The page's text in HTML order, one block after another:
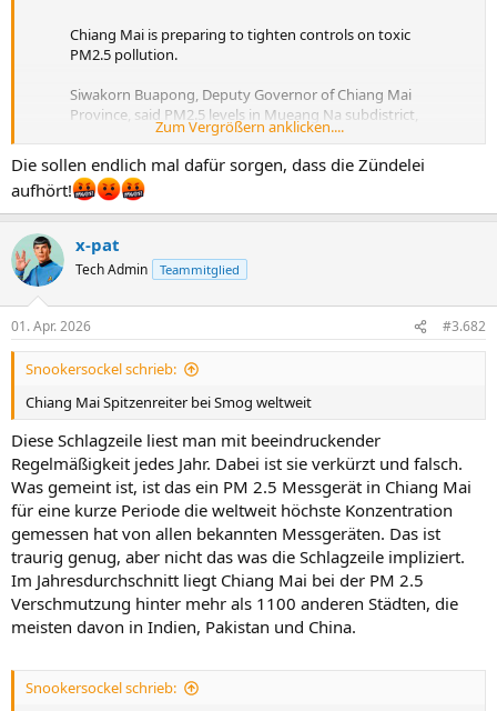
Chiang Mai is preparing to tighten controls on toxic
PM2.5 pollution.
Siwakorn Buapong, Deputy Governor of Chiang Mai
Province, said PM2.5 levels in Mueang Na subdistrict,
Chiang Dao District, have risen above 125 micrograms
per cubic metre for four consecutive days.
The…pic.twitter.com/7PMeJNkDkB
Zum Vergrößern anklicken....
Die sollen endlich mal dafür sorgen, dass die Zündelei
aufhört!
x-pat
Tech Admin Teammitglied
01. Apr. 2026 #3.682
Snookersockel schrieb:
Chiang Mai Spitzenreiter bei Smog weltweit
Diese Schlagzeile liest man mit beeindruckender
Regelmäßigkeit jedes Jahr. Dabei ist sie verkürzt und falsch.
Was gemeint ist, ist das ein PM 2.5 Messgerät in Chiang Mai
für eine kurze Periode die weltweit höchste Konzentration
gemessen hat von allen bekannten Messgeräten. Das ist
traurig genug, aber nicht das was die Schlagzeile impliziert.
Im Jahresdurchschnitt liegt Chiang Mai bei der PM 2.5
Verschmutzung hinter mehr als 1100 anderen Städten, die
meisten davon in Indien, Pakistan und China.
Snookersockel schrieb: